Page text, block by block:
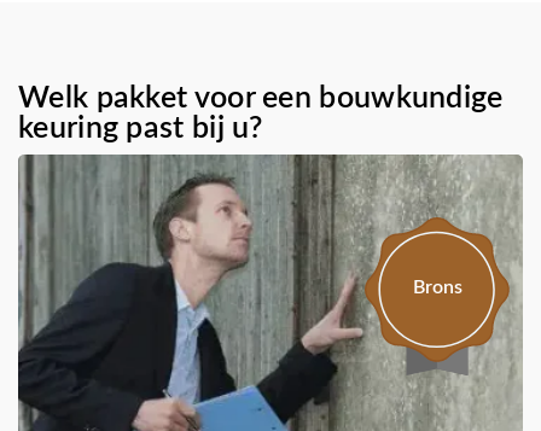
Welk pakket voor een bouwkundige
keuring past bij u?
Brons